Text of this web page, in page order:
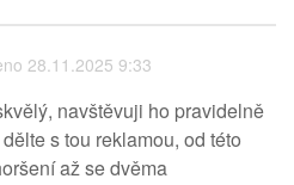
28.11.2025 9:33
navštěvuji ho pravidelně
s tou reklamou, od této
až se dvěma